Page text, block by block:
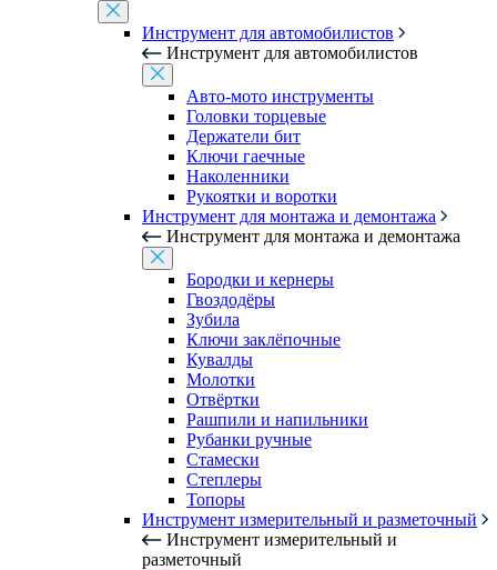
Инструмент для автомобилистов
Инструмент для автомобилистов
Авто-мото инструменты
Головки торцевые
Держатели бит
Ключи гаечные
Наколенники
Рукоятки и воротки
Инструмент для монтажа и демонтажа
Инструмент для монтажа и демонтажа
Бородки и кернеры
Гвоздодёры
Зубила
Ключи заклёпочные
Кувалды
Молотки
Отвёртки
Рашпили и напильники
Рубанки ручные
Стамески
Степлеры
Топоры
Инструмент измерительный и разметочный
Инструмент измерительный и
разметочный